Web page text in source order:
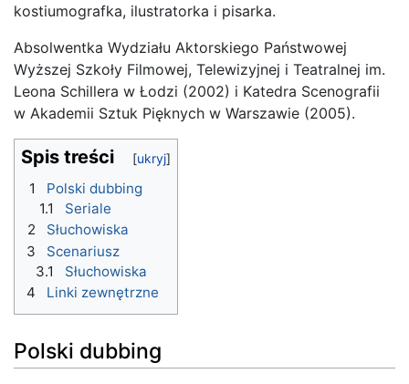
kostiumografka, ilustratorka i pisarka.
Absolwentka Wydziału Aktorskiego Państwowej
Wyższej Szkoły Filmowej, Telewizyjnej i Teatralnej im.
Leona Schillera w Łodzi (2002) i Katedra Scenografii
w Akademii Sztuk Pięknych w Warszawie (2005).
Spis treści
1
Polski dubbing
1.1
Seriale
2
Słuchowiska
3
Scenariusz
3.1
Słuchowiska
4
Linki zewnętrzne
Polski dubbing